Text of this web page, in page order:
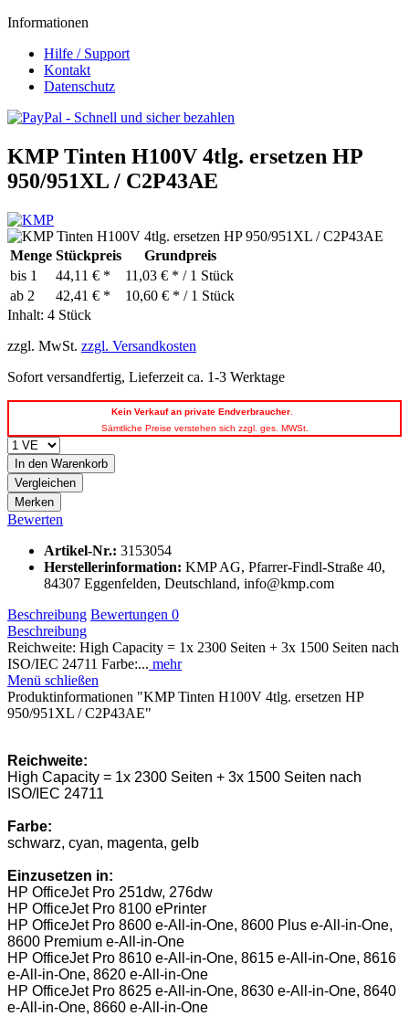
Informationen
Hilfe / Support
Kontakt
Datenschutz
KMP Tinten H100V 4tlg. ersetzen HP
950/951XL / C2P43AE
Menge Stückpreis
Grundpreis
bis 1 44,11 € *
11,03 € * / 1 Stück
ab 2 42,41 € *
10,60 € * / 1 Stück
Inhalt: 4 Stück
zzgl. MwSt. zzgl. Versandkosten
Sofort versandfertig, Lieferzeit ca. 1-3 Werktage
Kein Verkauf an private Endverbraucher.
Sämtliche Preise verstehen sich zzgl. ges. MWSt.
In den Warenkorb
Vergleichen
Merken
Bewerten
Artikel-Nr.: 3153054
Herstellerinformation: KMP AG, Pfarrer-Findl-Straße 40,
84307 Eggenfelden, Deutschland, info@kmp.com
Beschreibung Bewertungen 0
Beschreibung
Reichweite: High Capacity = 1x 2300 Seiten + 3x 1500 Seiten nach
ISO/IEC 24711 Farbe:... mehr
Menü schließen
Produktinformationen "KMP Tinten H100V 4tlg. ersetzen HP
950/951XL / C2P43AE"
Reichweite:
High Capacity = 1x 2300 Seiten + 3x 1500 Seiten nach
ISO/IEC 24711
Farbe:
schwarz, cyan, magenta, gelb
Einzusetzen in:
HP OfficeJet Pro 251dw, 276dw
HP OfficeJet Pro 8100 ePrinter
HP OfficeJet Pro 8600 e-All-in-One, 8600 Plus e-All-in-One,
8600 Premium e-All-in-One
HP OfficeJet Pro 8610 e-All-in-One, 8615 e-All-in-One, 8616
e-All-in-One, 8620 e-All-in-One
HP OfficeJet Pro 8625 e-All-in-One, 8630 e-All-in-One, 8640
e-All-in-One, 8660 e-All-in-One